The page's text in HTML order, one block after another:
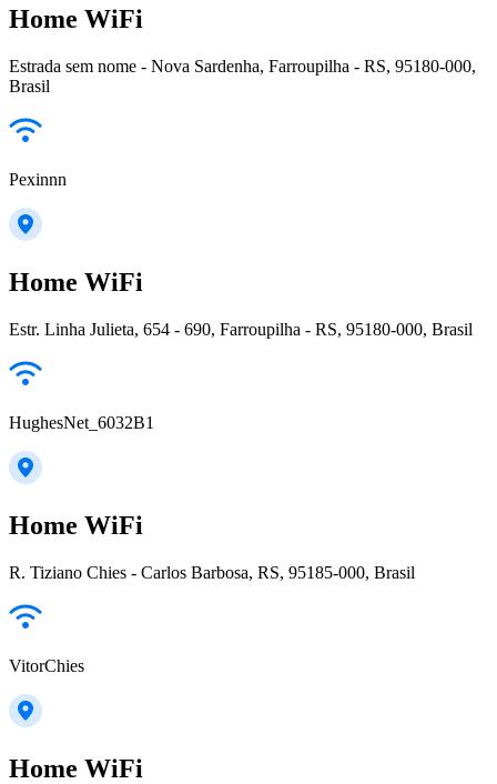
Home WiFi
Estrada sem nome - Nova Sardenha, Farroupilha - RS, 95180-000,
Brasil
Pexinnn
Home WiFi
Estr. Linha Julieta, 654 - 690, Farroupilha - RS, 95180-000, Brasil
HughesNet_6032B1
Home WiFi
R. Tiziano Chies - Carlos Barbosa, RS, 95185-000, Brasil
VitorChies
Home WiFi